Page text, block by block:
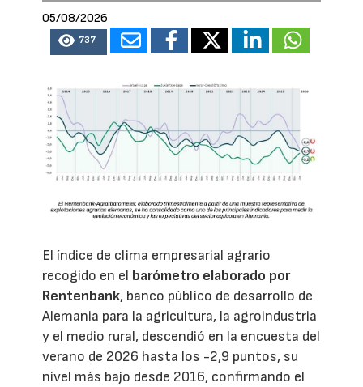
05/08/2026
737
El índice de clima empresarial agrario
recogido en el barómetro elaborado por
Rentenbank, banco público de desarrollo de
Alemania para la agricultura, la agroindustria
y el medio rural, descendió en la encuesta del
verano de 2026 hasta los -2,9 puntos, su
nivel más bajo desde 2016, confirmando el